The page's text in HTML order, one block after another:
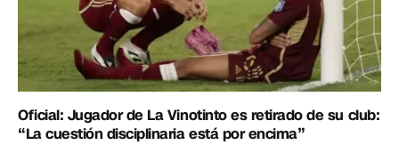
Oficial: Jugador de La Vinotinto es retirado de su club:
“La cuestión disciplinaria está por encima”